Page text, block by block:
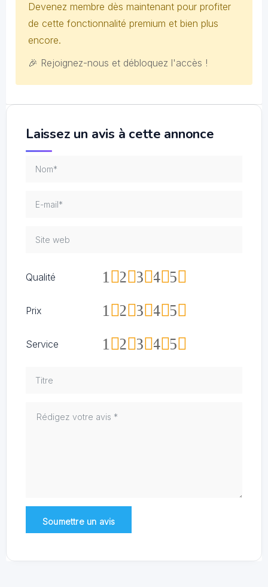
Devenez membre dès maintenant pour profiter
de cette fonctionnalité premium et bien plus
encore.
🎉 Rejoignez-nous et débloquez l'accès !
Laissez un avis à cette annonce
Qualité 5
4
3
2
1
Prix 5
4
3
2
1
Service 5
4
3
2
1